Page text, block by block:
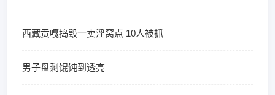
西藏贡嘎捣毁一卖淫窝点 10人被抓
男子盘剩馄饨到透亮